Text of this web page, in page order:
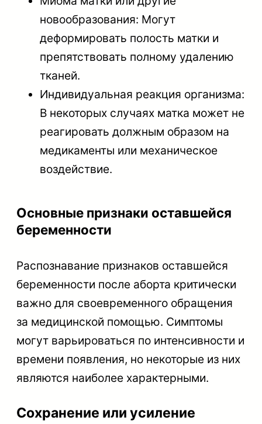
новообразования: Могут
деформировать полость матки и
препятствовать полному удалению
тканей.
Индивидуальная реакция организма:
В некоторых случаях матка может не
реагировать должным образом на
медикаменты или механическое
воздействие.
Основные признаки оставшейся
беременности
Распознавание признаков оставшейся
беременности после аборта критически
важно для своевременного обращения
за медицинской помощью. Симптомы
могут варьироваться по интенсивности и
времени появления, но некоторые из них
являются наиболее характерными.
Сохранение или усиление